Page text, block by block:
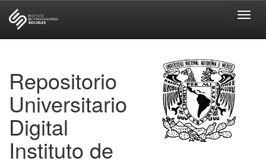
Repositorio
Universitario
Digital
Instituto de